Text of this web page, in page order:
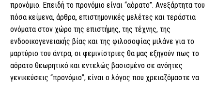
προνόμιο. Επειδή το προνόμιο είναι “αόρατο”. Ανεξάρτητα του
πόσα κείμενα, άρθρα, επιστημονικές μελέτες και τεράστια
ονόματα στον χώρο της επιστήμης, της τέχνης, της
ενδοοικογενειακής βίας και της φιλοσοφίας μιλάνε για το
μαρτύριο του άντρα, οι φεμινίστριες θα μας εξηγούν πως το
αόρατο θεωρητικό και εντελώς βασισμένο σε ανόητες
γενικεύσεις “προνόμιο”, είναι ο λόγος που χρειαζόμαστε να